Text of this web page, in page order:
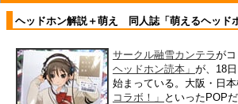
ヘッドホン解説＋萌え 同人誌「萌えるヘッド
サークル融雪カンテラが
ヘッドホン読本」 が、18
始まっている。大阪・日
コラボ！」 といったPOP